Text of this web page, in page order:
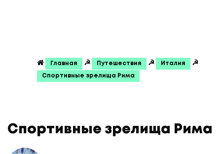
Главная ☭ Путешествия ☭ Италия ☭
Спортивные зрелища Рима
Спортивные зрелища Рима